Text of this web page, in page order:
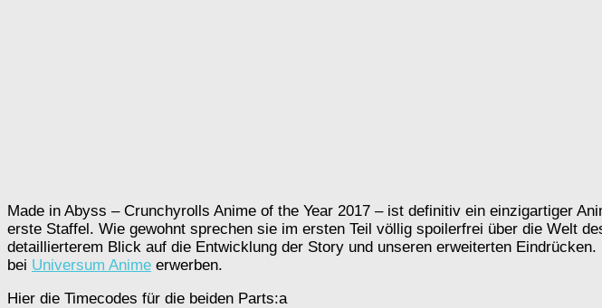
Made in Abyss – Crunchyrolls Anime of the Year 2017 – ist definitiv ein einzigartiger
erste Staffel. Wie gewohnt sprechen sie im ersten Teil völlig spoilerfrei über die Welt
detaillierterem Blick auf die Entwicklung der Story und unseren erweiterten
bei Universum Anime erwerben.
Hier die Timecodes für die beiden Parts:a